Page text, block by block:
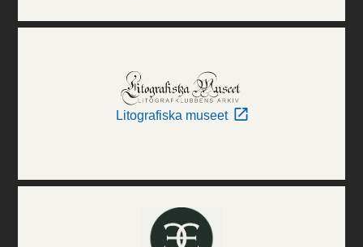
Litografiska museet